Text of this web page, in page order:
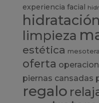
experiencia facial
hidratación
limpieza
estética
oferta
piernas cansadas
regalo